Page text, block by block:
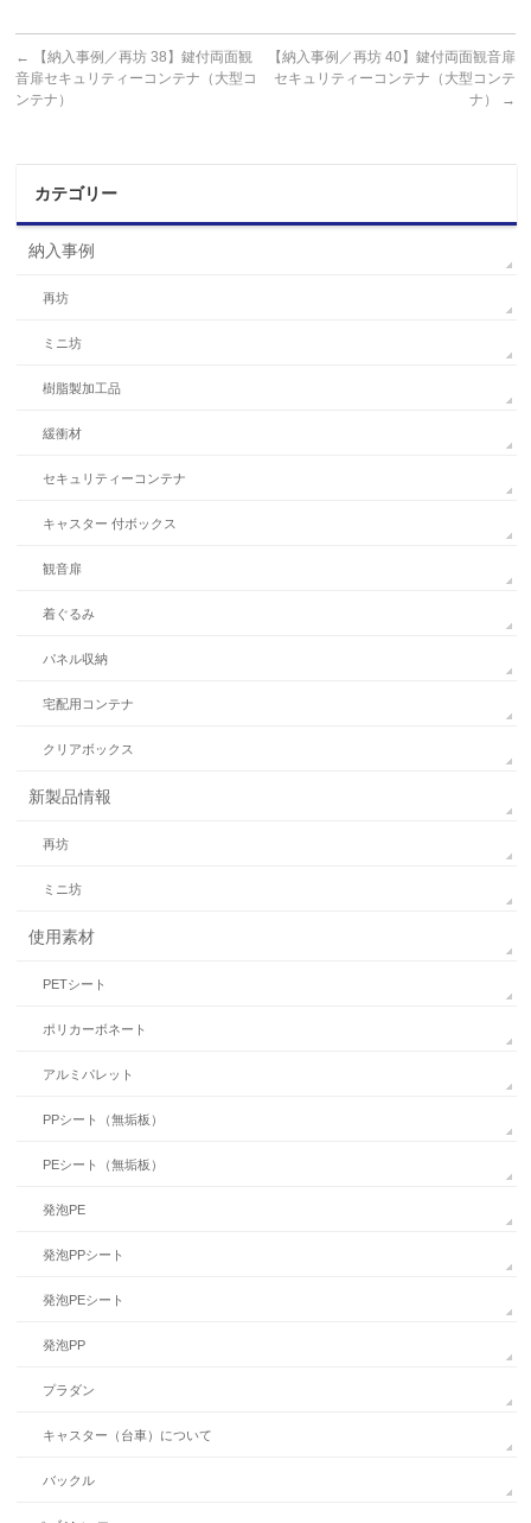
←
【納入事例／再坊 38】鍵付両面観
音扉セキュリティーコンテナ（大型コ
ンテナ）
【納入事例／再坊 40】鍵付両面観音扉
セキュリティーコンテナ（大型コンテ
ナ）
→
カテゴリー
納入事例
再坊
ミニ坊
樹脂製加工品
緩衝材
セキュリティーコンテナ
キャスター 付ボックス
観音扉
着ぐるみ
パネル収納
宅配用コンテナ
クリアボックス
新製品情報
再坊
ミニ坊
使用素材
PETシート
ポリカーボネート
アルミパレット
PPシート（無垢板）
PEシート（無垢板）
発泡PE
発泡PPシート
発泡PEシート
発泡PP
プラダン
キャスター（台車）について
バックル